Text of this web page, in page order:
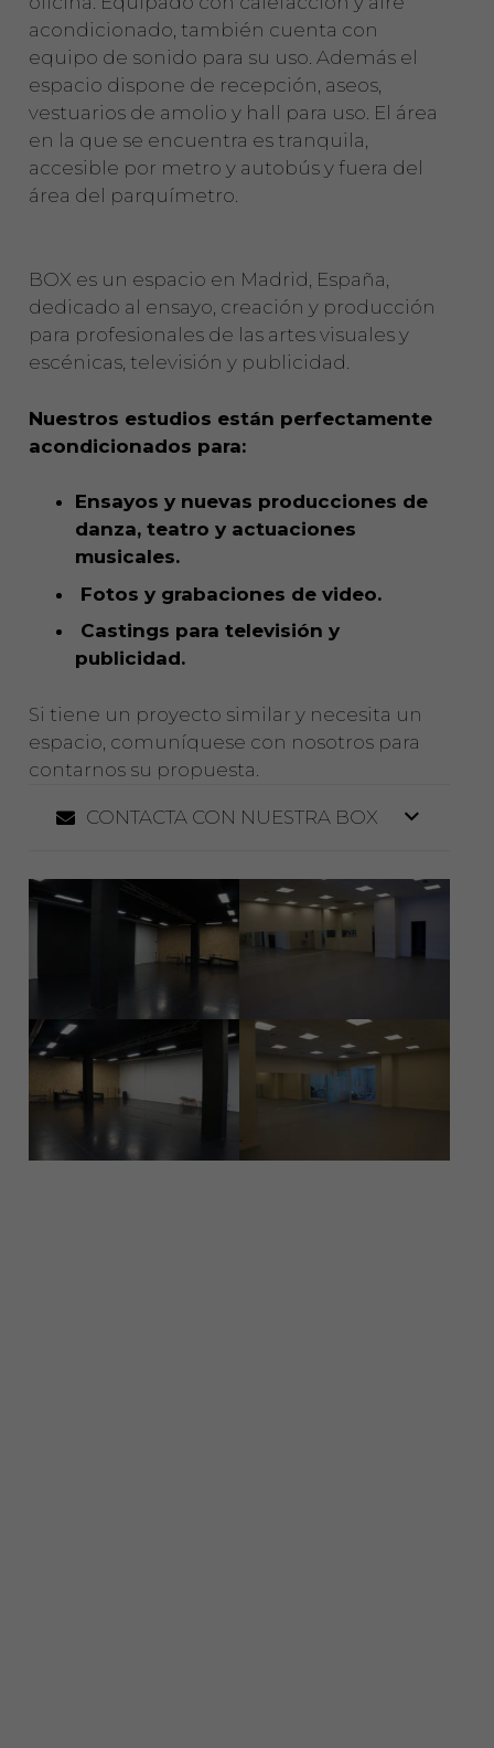
acondicionado, también cuenta con
equipo de sonido para su uso. Además el
espacio dispone de recepción, aseos,
vestuarios de amolio y hall para uso. El área
en la que se encuentra es tranquila,
accesible por metro y autobús y fuera del
área del parquímetro.
BOX es un espacio en Madrid, España,
dedicado al ensayo, creación y producción
para profesionales de las artes visuales y
escénicas, televisión y publicidad.
Nuestros estudios están perfectamente
acondicionados para:
Ensayos y nuevas producciones de
danza, teatro y actuaciones
musicales.
Fotos y grabaciones de video.
Castings para televisión y
publicidad.
Si tiene un proyecto similar y necesita un
espacio, comuníquese con nosotros para
contarnos su propuesta.
CONTACTA CON NUESTRA BOX